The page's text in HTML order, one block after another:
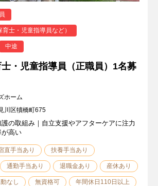
士・児童指導員など）
中途
士・児童指導員（正職員）1名募
ホーム
川区犢橋町675
の取組み｜自立支援やアフターケアに注力
が高い
直手当あり 扶養手当あり
通勤手当あり 退職金あり 産休あり
なし 無資格可 年間休日110日以上